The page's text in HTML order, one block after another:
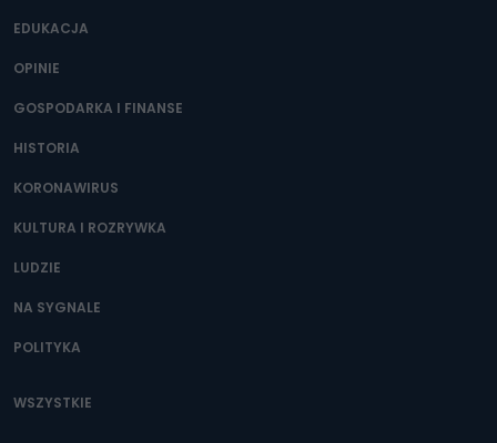
EDUKACJA
OPINIE
GOSPODARKA I FINANSE
HISTORIA
KORONAWIRUS
KULTURA I ROZRYWKA
LUDZIE
NA SYGNALE
POLITYKA
WSZYSTKIE